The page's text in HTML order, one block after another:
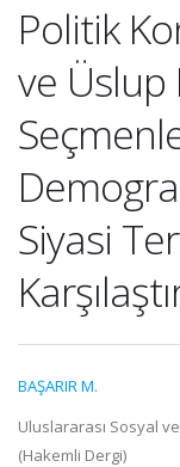
Politik
ve
Siyasi
BAŞARIR M.
Uluslararası Sosyal
(Hakemli Dergi)